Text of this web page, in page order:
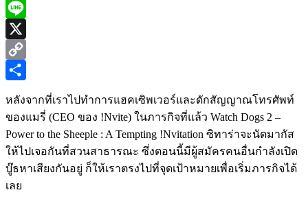
Messenger
Line
X
Copy
หลังจากที่เราไปทำการแฮคเซิพเวอร์และดักสัญญาณโทรศัพท์
ของแมรี่ (CEO ของ !Nvite) ในภารกิจที่แล้ว Watch Dogs 2 –
Power to the Sheeple : A Tempting !Nvitation ซิทาร่าจะนัดมากัส
ให้ไปเจอกันที่สวนสาธารณะ ซึ่งตอนนี้มีผู้สมัครคนอื่นกำลังเปิด
บู๊ธหาเสียงกันอยู่ ก็ให้เราตรงไปที่จุดเป้าหมายเพื่อเริ่มภารกิจได้
เลย